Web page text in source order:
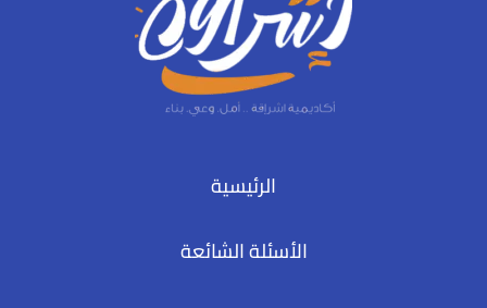
الرئيسية
الأسئلة الشائعة